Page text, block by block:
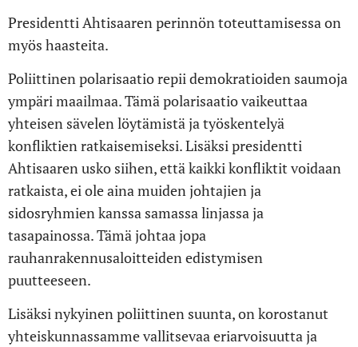
Presidentti Ahtisaaren perinnön toteuttamisessa on
myös haasteita.
Poliittinen polarisaatio repii demokratioiden saumoja
ympäri maailmaa. Tämä polarisaatio vaikeuttaa
yhteisen sävelen löytämistä ja työskentelyä
konfliktien ratkaisemiseksi. Lisäksi presidentti
Ahtisaaren usko siihen, että kaikki konfliktit voidaan
ratkaista, ei ole aina muiden johtajien ja
sidosryhmien kanssa samassa linjassa ja
tasapainossa. Tämä johtaa jopa
rauhanrakennusaloitteiden edistymisen
puutteeseen.
Lisäksi nykyinen poliittinen suunta, on korostanut
yhteiskunnassamme vallitsevaa eriarvoisuutta ja